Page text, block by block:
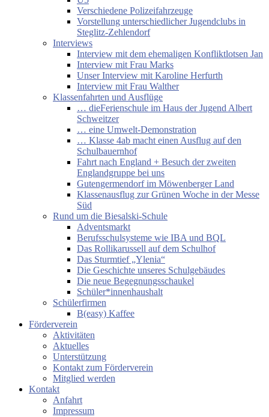
Verschiedene Polizeifahrzeuge
Vorstellung unterschiedlicher Jugendclubs in
Steglitz-Zehlendorf
Interviews
Interview mit dem ehemaligen Konfliktlotsen Jan
Interview mit Frau Marks
Unser Interview mit Karoline Herfurth
Interview mit Frau Walther
Klassenfahrten und Ausflüge
… dieFerienschule im Haus der Jugend Albert
Schweitzer
… eine Umwelt-Demonstration
… Klasse 4ab macht einen Ausflug auf den
Schulbauernhof
Fahrt nach England + Besuch der zweiten
Englandgruppe bei uns
Gutengermendorf im Möwenberger Land
Klassenausflug zur Grünen Woche in der Messe
Süd
Rund um die Biesalski-Schule
Adventsmarkt
Berufsschulsysteme wie IBA und BQL
Das Rollikarussell auf dem Schulhof
Das Sturmtief „Ylenia“
Die Geschichte unseres Schulgebäudes
Die neue Begegnungsschaukel
Schüler*innenhaushalt
Schülerfirmen
B(easy) Kaffee
Förderverein
Aktivitäten
Aktuelles
Unterstützung
Kontakt zum Förderverein
Mitglied werden
Kontakt
Anfahrt
Impressum